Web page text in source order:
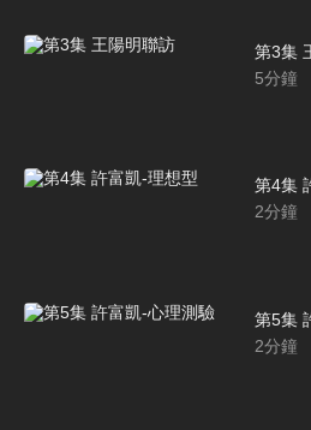
第3集
5分鐘
第4集
2分鐘
第5集
2分鐘